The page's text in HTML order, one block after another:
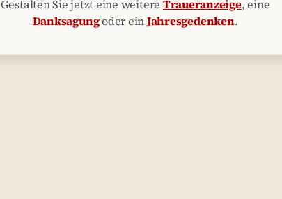
Gestalten Sie jetzt eine weitere Traueranzeige, eine
Danksagungoder einJahresgedenken.